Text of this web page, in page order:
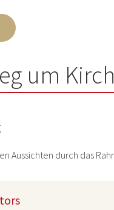
um
Aussichten durch das